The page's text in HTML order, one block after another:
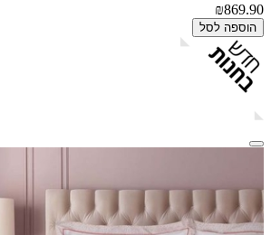
₪869.90
הוספה לסל